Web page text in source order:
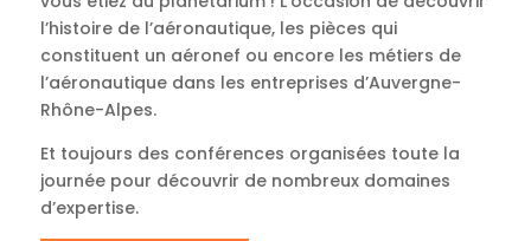
l’histoire de l’aéronautique, les pièces qui
constituent un aéronef ou encore les métiers de
l’aéronautique dans les entreprises d’Auvergne-
Rhône-Alpes.
Et toujours des conférences organisées toute la
journée pour découvrir de nombreux domaines
d’expertise.